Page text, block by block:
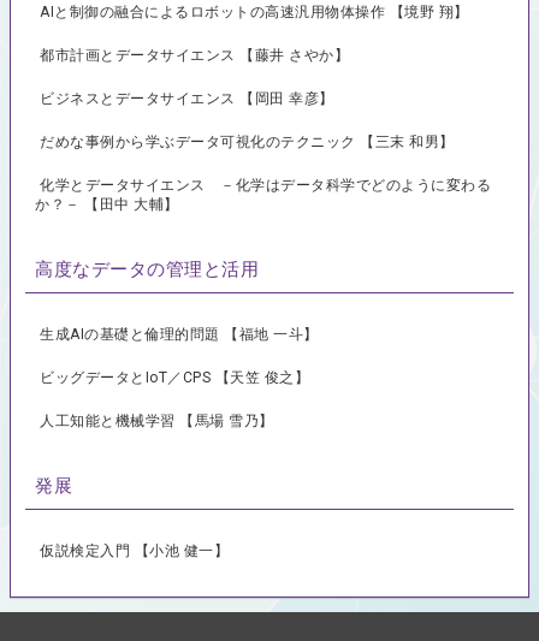
AIと制御の融合によるロボットの高速汎用物体操作 【境野 翔】
都市計画とデータサイエンス 【藤井 さやか】
ビジネスとデータサイエンス 【岡田 幸彦】
だめな事例から学ぶデータ可視化のテクニック 【三末 和男】
化学とデータサイエンス －化学はデータ科学でどのように変わる
か？－ 【田中 大輔】
高度なデータの管理と活用
生成AIの基礎と倫理的問題 【福地 一斗】
ビッグデータとIoT／CPS 【天笠 俊之】
人工知能と機械学習 【馬場 雪乃】
発展
仮説検定入門 【小池 健一】